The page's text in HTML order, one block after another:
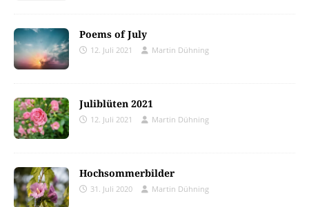
Poems of July
12. Juli 2021 Martin Dühning
Juliblüten 2021
12. Juli 2021 Martin Dühning
Hochsommerbilder
31. Juli 2020 Martin Dühning